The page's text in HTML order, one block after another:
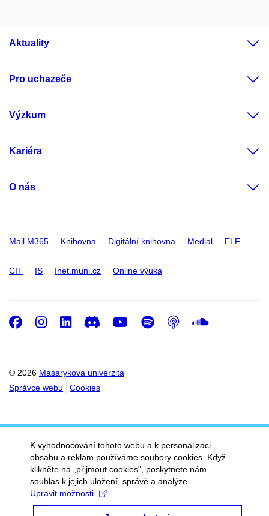
Aktuality
Pro uchazeče
Výzkum
Kariéra
O nás
Mail M365 Knihovna Digitální knihovna Medial ELF
CIT IS Inet.muni.cz Online výuka
© 2026 Masarykova univerzita
Správce webu
Cookies
Facebook
Instagram
LinkedIn
DiscordYoutube
Spotify
Podcast
K vyhodnocování tohoto webu a k personalizaci
obsahu a reklam používáme soubory cookies. Když
klikněte na „přijmout cookies", poskytnete nám
souhlas k jejich uložení, správě a analýze.
Upravit možnosti